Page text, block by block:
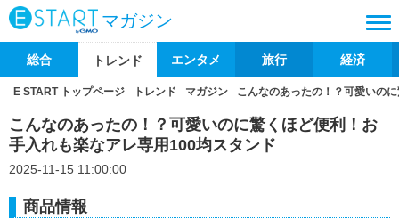
マガジン
総合 トレンド エンタメ 旅行 経済
E START トップページ トレンド マガジン こんなのあったの！？可愛いの
こんなのあったの！？可愛いのに驚くほど便利！お
手入れも楽なアレ専用100均スタンド
2025-11-15 11:00:00
商品情報